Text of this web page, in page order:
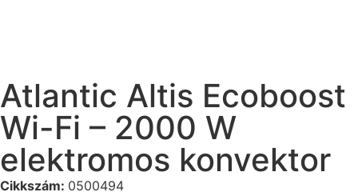
Atlantic Altis Ecoboost
Wi-Fi – 2000 W
elektromos konvektor
Cikkszám: 0500494